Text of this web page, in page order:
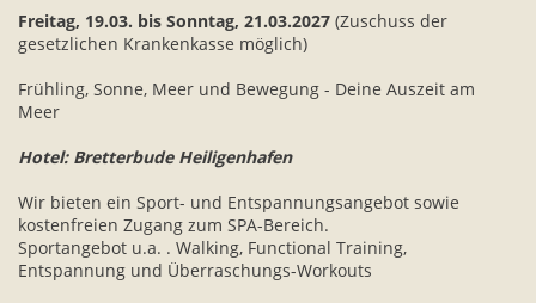
Freitag, 19.03. bis Sonntag, 21.03.2027 (Zuschuss der
gesetzlichen Krankenkasse möglich)
Frühling, Sonne, Meer und Bewegung - Deine Auszeit am
Meer
Hotel: Bretterbude Heiligenhafen
Wir bieten ein Sport- und Entspannungsangebot sowie
kostenfreien Zugang zum SPA-Bereich.
Sportangebot u.a. . Walking, Functional Training,
Entspannung und Überraschungs-Workouts